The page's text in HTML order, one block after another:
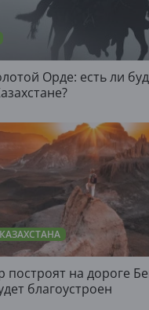
Орде: есть ли
построят на дороге
благоустроен